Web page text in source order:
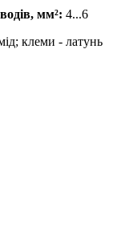
мм²: 4...6
клеми - латунь